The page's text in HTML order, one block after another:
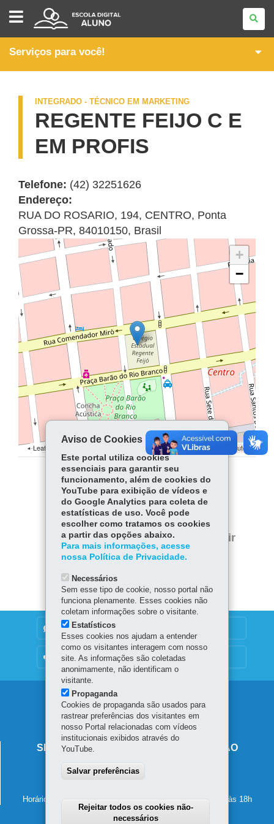
ITINERÁRIOS
FORMATIVOS
DA
FORMAÇÃO
TÉCNICA
E
Serviços para você!
INTEGRADO - TÉCNICO EM MARKETING
REGENTE FEIJO C E
EM PROFIS
Telefone: (42) 32251626
Endereço:
RUA DO ROSARIO, 194, CENTRO, Ponta
Grossa-PR, 84010150, Brasil
+
−
Leaflet | © contributors | © OpenStreetMap contributors
COMPARTILHE:
Facebook
Twitter
WhatsApp
Voltar Início
Imprimir
Baixar
DENUNCIE CORRUPÇÃO
OUVIDORIA
Navegação
principal
SECRETARIA DE ESTADO DA EDUCAÇÃO
Av. Presidente Kennedy, 2511 - Guaíra
80610-011 -Curitiba
Horário de atendimento: de segunda a sexta-feira, das 8h às 18h
Aviso de Cookies
Este portal utiliza cookies
essenciais para garantir seu
funcionamento, além de cookies do
YouTube para exibição de vídeos e
do Google Analytics para coleta de
estatísticas de uso. Você pode
escolher como tratamos os cookies
a partir das opções abaixo.
Para mais informações, acesse
nossa Política de Privacidade.
Necessários
Sem esse tipo de cookie, nosso portal não
funciona plenamente. Esses cookies não
coletam informações sobre o visitante.
Estatísticos
Esses cookies nos ajudam a entender
como os visitantes interagem com nosso
site. As informações são coletadas
anonimamente, não identificam o
visitante.
Propaganda
Cookies de propaganda são usados para
rastrear preferências dos visitantes em
nosso Portal relacionadas com vídeos
institucionais exibidos através do
YouTube.
Salvar preferências
Rejeitar todos os cookies não-
necessários